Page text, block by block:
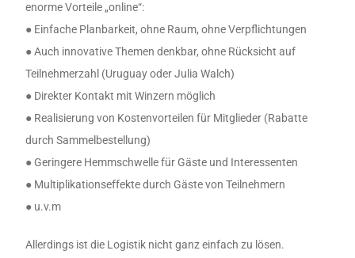
enorme Vorteile „online“:
● Einfache Planbarkeit, ohne Raum, ohne Verpflichtungen
● Auch innovative Themen denkbar, ohne Rücksicht auf
Teilnehmerzahl (Uruguay oder Julia Walch)
● Direkter Kontakt mit Winzern möglich
● Realisierung von Kostenvorteilen für Mitglieder (Rabatte
durch Sammelbestellung)
● Geringere Hemmschwelle für Gäste und Interessenten
● Multiplikationseffekte durch Gäste von Teilnehmern
● u.v.m
Allerdings ist die Logistik nicht ganz einfach zu lösen.